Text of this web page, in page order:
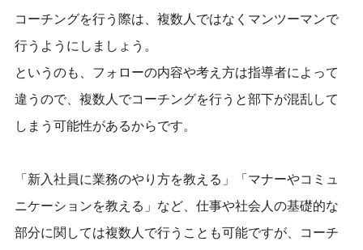
コーチングを行う際は、複数人ではなくマンツーマンで
行うようにしましょう。
というのも、フォローの内容や考え方は指導者によって
違うので、 複数人でコーチングを行うと部下が混乱して
しまう可能性があるからです。
「新入社員に業務のやり方を教える」「マナーやコミュ
ニケーションを教える」など、仕事や社会人の基礎的な
部分に関しては複数人で行うことも可能ですが、コーチ